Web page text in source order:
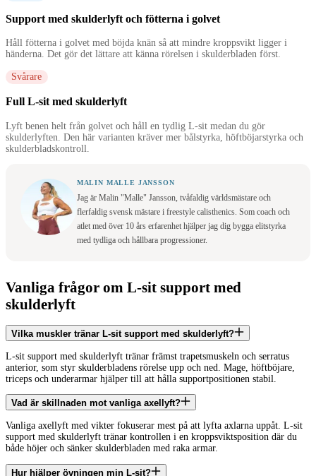
Support med skulderlyft och fötterna i golvet
Håll fötterna i golvet med böjda knän så att mindre kroppsvikt ligger i
händerna. Det gör det lättare att känna rörelsen i skulderbladen först.
Svårare
Full L-sit med skulderlyft
Lyft benen helt från golvet och håll en tydlig L-sit medan du gör
skulderlyften. Den här varianten kräver mer bålstyrka, höftböjarstyrka och
skulderbladskontroll.
MALIN MALLE JANSSON
Jag är Malin "Malle" Jansson, tvåfaldig världsmästare och
flerfaldig svensk mästare i freestyle calisthenics. Som coach och
atlet med över 10 års erfarenhet hjälper jag dig bygga elitstyrka
med tydliga och hållbara progressioner.
Vanliga frågor om L-sit support med
skulderlyft
Vilka muskler tränar L-sit support med skulderlyft?
L-sit support med skulderlyft tränar främst trapetsmuskeln och serratus
anterior, som styr skulderbladens rörelse upp och ned. Mage, höftböjare,
triceps och underarmar hjälper till att hålla supportpositionen stabil.
Vad är skillnaden mot vanliga axellyft?
Vanliga axellyft med vikter fokuserar mest på att lyfta axlarna uppåt. L-sit
support med skulderlyft tränar kontrollen i en kroppsviktsposition där du
både höjer och sänker skulderbladen med raka armar.
Hur hjälper övningen min L-sit?